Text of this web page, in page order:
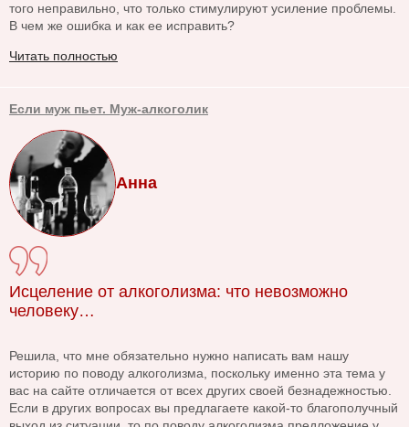
того неправильно, что только стимулируют усиление проблемы.
В чем же ошибка и как ее исправить?
Читать полностью
Если муж пьет. Муж-алкоголик
Анна
Исцеление от алкоголизма: что невозможно
человеку…
Решила, что мне обязательно нужно написать вам нашу
историю по поводу алкоголизма, поскольку именно эта тема у
вас на сайте отличается от всех других своей безнадежностью.
Если в других вопросах вы предлагаете какой-то благополучный